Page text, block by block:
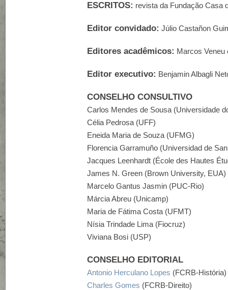
ESCRITOS: revista da Fundação Casa
Editor convidado: Júlio Castañon
Editores acadêmicos: Marcos Veneu
Editor executivo: Benjamin Albagli
CONSELHO CONSULTIVO
Carlos Mendes de Sousa (Universidade
Célia Pedrosa (UFF)
Eneida Maria de Souza (UFMG)
Florencia Garramuño (Universidad de
Jacques Leenhardt (École des Hautes
James N. Green (Brown University, EUA)
Marcelo Gantus Jasmin (PUC-Rio)
Márcia Abreu (Unicamp)
Maria de Fátima Costa (UFMT)
Nísia Trindade Lima (Fiocruz)
Viviana Bosi (USP)
CONSELHO EDITORIAL
Antonio Herculano Lopes (FCRB-História)
Charles Gomes (FCRB-Direito)